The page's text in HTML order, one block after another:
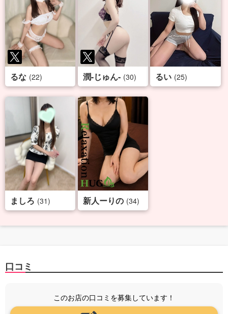
るな (22) 潤-じゅん- (30) るい (25)
ましろ (31) 新人ーりの (34)
口コミ
このお店の口コミを募集しています！